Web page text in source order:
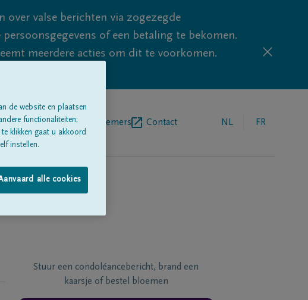
over valse berichten via zogezegde
of een betaling te bekomen.
meerdere acties om dit te voorkomen.
onsBegrafenisondernemers Contact NL FR
Stuur een condoléancebericht, brand een
kaarsje of bestel bloemen
de website en plaatsen
functionaliteiten;
klikken gaat u akkoord
instellen.
alle cookies